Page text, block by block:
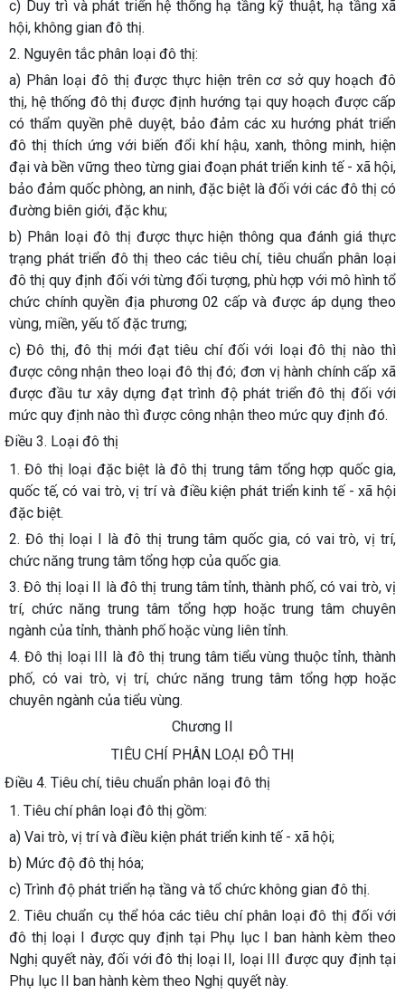
c) Duy trì và phát triển hệ thống hạ tầng kỹ thuật, hạ tầng xã
hội, không gian đô thị.
2. Nguyên tắc phân loại đô thị:
a) Phân loại đô thị được thực hiện trên cơ sở quy hoạch đô
thị, hệ thống đô thị được định hướng tại quy hoạch được cấp
có thẩm quyền phê duyệt, bảo đảm các xu hướng phát triển
đô thị thích ứng với biến đổi khí hậu, xanh, thông minh, hiện
đại và bền vững theo từng giai đoạn phát triển kinh tế - xã hội,
bảo đảm quốc phòng, an ninh, đặc biệt là đối với các đô thị có
đường biên giới, đặc khu;
b) Phân loại đô thị được thực hiện thông qua đánh giá thực
trạng phát triển đô thị theo các tiêu chí, tiêu chuẩn phân loại
đô thị quy định đối với từng đối tượng, phù hợp với mô hình tổ
chức chính quyền địa phương 02 cấp và được áp dụng theo
vùng, miền, yếu tố đặc trưng;
c) Đô thị, đô thị mới đạt tiêu chí đối với loại đô thị nào thì
được công nhận theo loại đô thị đó; đơn vị hành chính cấp xã
được đầu tư xây dựng đạt trình độ phát triển đô thị đối với
mức quy định nào thì được công nhận theo mức quy định đó.
Điều 3. Loại đô thị
1. Đô thị loại đặc biệt là đô thị trung tâm tổng hợp quốc gia,
quốc tế, có vai trò, vị trí và điều kiện phát triển kinh tế - xã hội
đặc biệt.
2. Đô thị loại I là đô thị trung tâm quốc gia, có vai trò, vị trí,
chức năng trung tâm tổng hợp của quốc gia.
3. Đô thị loại II là đô thị trung tâm tỉnh, thành phố, có vai trò, vị
trí, chức năng trung tâm tổng hợp hoặc trung tâm chuyên
ngành của tỉnh, thành phố hoặc vùng liên tỉnh.
4. Đô thị loại III là đô thị trung tâm tiểu vùng thuộc tỉnh, thành
phố, có vai trò, vị trí, chức năng trung tâm tổng hợp hoặc
chuyên ngành của tiểu vùng.
Chương II
TIÊU CHÍ PHÂN LOẠI ĐÔ THỊ
Điều 4. Tiêu chí, tiêu chuẩn phân loại đô thị
1. Tiêu chí phân loại đô thị gồm:
a) Vai trò, vị trí và điều kiện phát triển kinh tế - xã hội;
b) Mức độ đô thị hóa;
c) Trình độ phát triển hạ tầng và tổ chức không gian đô thị.
2. Tiêu chuẩn cụ thể hóa các tiêu chí phân loại đô thị đối với
đô thị loại I được quy định tại Phụ lục I ban hành kèm theo
Nghị quyết này, đối với đô thị loại II, loại III được quy định tại
Phụ lục II ban hành kèm theo Nghị quyết này.